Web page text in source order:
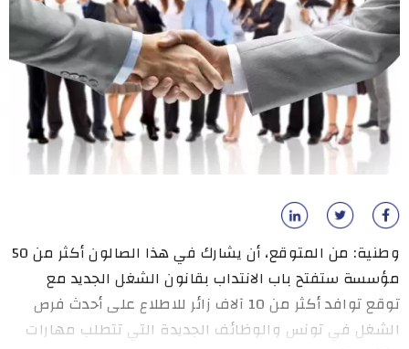
وطنية: من المتوقع، أن يشارك في هذا الصالون أكثر من 50
مؤسسة ستفتح باب الانتداب بقانون الشغل الجديد مع
توقع توافد أكثر من 10 آلاف زائر للاطلاع على أحدث فرص
الشغل في تونس والوظائف الجديدة التي تتطلب مهارات